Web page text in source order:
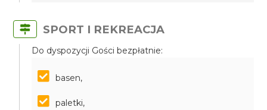
SPORT I REKREACJA
Do dyspozycji Gości bezpłatnie:
basen,
paletki,